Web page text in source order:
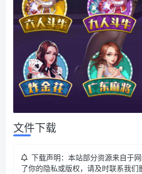
文件下载
下载声明：本站部分资源来自于
了你的隐私或版权，请及时联系我们